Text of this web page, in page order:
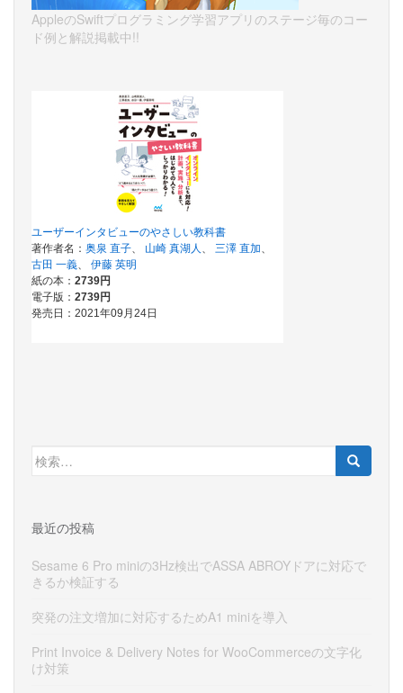
AppleのSwiftプログラミング学習アプリのステージ毎のコー
ド例と解説掲載中!!
検
索:
最近の投稿
Sesame 6 Pro miniの3Hz検出でASSA ABROYドアに対応で
きるか検証する
突発の注文増加に対応するためA1 miniを導入
Print Invoice & Delivery Notes for WooCommerceの文字化
け対策